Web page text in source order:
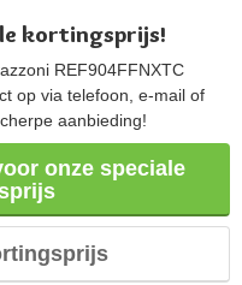
kortingsprijs!
REF904FFNXTC
op via telefoon, e-mail of
aanbieding!
onze speciale